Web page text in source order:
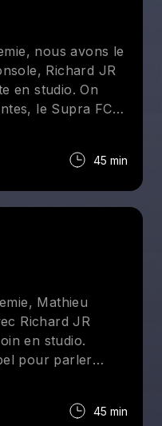
nous avons le
Richard JR
en studio. On
le Supra FC,
45 min
Mathieu
Richard JR
en studio.
pour parler
Johnny qui veut
vaguement la
45 min